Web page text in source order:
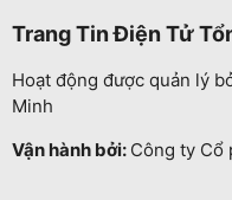
Trang Tin Điện Tử
Hoạt động được quản lý
Minh
Vận hành bởi: Công ty Cổ